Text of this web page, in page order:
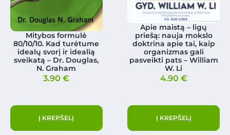
Mitybos formulė
80/10/10. Kad turėtume
idealų svorį ir idealią
sveikatą – Dr. Douglas,
N. Graham
3.90€
Į KREPŠELĮ
Apie maistą – ligų
priešą: nauja mokslo
doktrina apie tai, kaip
organizmas gali
pasveikti pats – William
W. Li
4.90 €
Į KREPŠELĮ